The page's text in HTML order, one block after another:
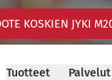
KOSKIEN JYKI
Tuotteet Palvelut